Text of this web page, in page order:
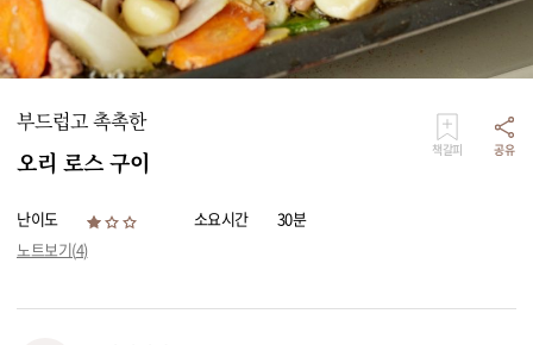
가전
부드럽고 촉촉한
오리 로스 구이 책갈피 공유
난이도 소요시간
30분
노트보기(4)